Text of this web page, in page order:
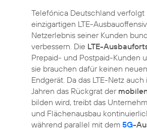
Telefónica Deutschland verfolgt
einzigartigen LTE-
Netzerlebnis seiner Kunden
verbessern. Die LTE-
Prepaid- und Postpaid-Kunden
sie brauchen dafür keinen
Endgerät. Da das LTE-Netz
Jahren das Rückgrat der
bilden wird, treibt das
und Flächenausbau
während parallel mit dem 5G-